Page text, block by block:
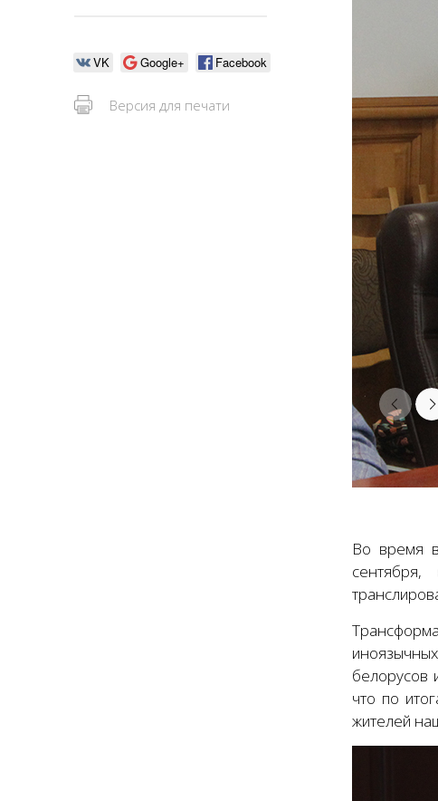
VK Google+ Facebook
Версия для печати
Во время
белорусов
что по
жителей